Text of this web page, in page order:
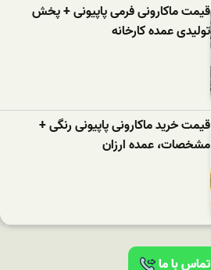
قیمت ماکارونی فرمی پاپیونی + پخش
تولیدی عمده کارخانه
قیمت خرید ماکارونی پاپیونی رنگی +
مشخصات، عمده ارزان
تماس با ما